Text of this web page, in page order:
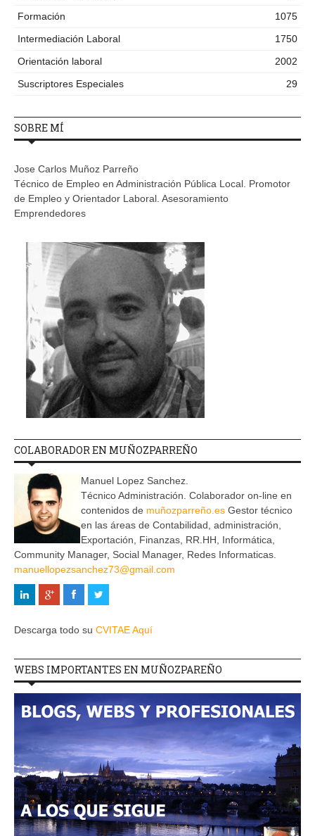
Formación
1075
Intermediación Laboral
1750
Orientación laboral
2002
Suscriptores Especiales
29
SOBRE MÍ
Jose Carlos Muñoz Parreño
Técnico de Empleo en Administración Pública Local. Promotor
de Empleo y Orientador Laboral. Asesoramiento
Emprendedores
COLABORADOR EN MUÑOZPARREÑO
Manuel Lopez Sanchez.
Técnico Administración. Colaborador on-line en
contenidos de muñozparreño.es Gestor técnico
en las áreas de Contabilidad, administración,
Exportación, Finanzas, RR.HH, Informática,
Community Manager, Social Manager, Redes Informaticas.
manuellopezsanchez73@gmail.com
Descarga todo su CVITAE Aquí
WEBS IMPORTANTES EN MUÑOZPAREÑO